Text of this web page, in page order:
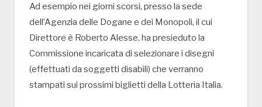
Ad esempio nei giorni scorsi, presso la sede
dell’Agenzia delle Dogane e dei Monopoli, il cui
Direttore è Roberto Alesse, ha presieduto la
Commissione incaricata di selezionare i disegni
(effettuati da soggetti disabili) che verranno
stampati sui prossimi biglietti della Lotteria Italia.